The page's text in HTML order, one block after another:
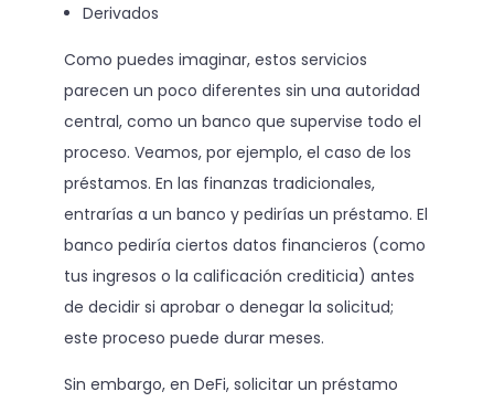
Derivados
Como puedes imaginar, estos servicios
parecen un poco diferentes sin una autoridad
central, como un banco que supervise todo el
proceso. Veamos, por ejemplo, el caso de los
préstamos. En las finanzas tradicionales,
entrarías a un banco y pedirías un préstamo. El
banco pediría ciertos datos financieros (como
tus ingresos o la calificación crediticia) antes
de decidir si aprobar o denegar la solicitud;
este proceso puede durar meses.
Sin embargo, en DeFi, solicitar un préstamo